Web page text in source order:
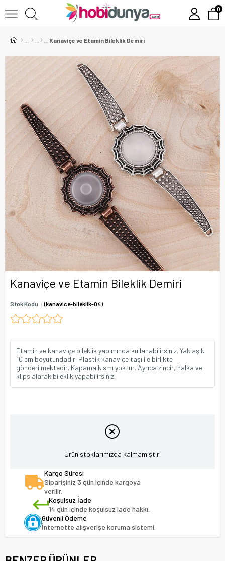
0
Kanaviçe ve Etamin Bileklik Demiri
Kanaviçe ve Etamin Bileklik Demiri
Stok Kodu (kanavice-bileklik-04)
Etamin ve kanaviçe bileklik yapımında kullanabilirsiniz. Yaklaşık
10 cm boyutundadır. Plastik kanaviçe taşı ile birlikte
gönderilmektedir. Kapama kısmı yoktur. Ayrıca zincir, halka ve
klips alarak bileklik yapabilirsiniz.
Ürün stoklarımızda kalmamıştır.
Kargo Süresi
Siparişiniz 3 gün içinde kargoya
verilir.
Koşulsuz İade
14 gün içinde koşulsuz iade hakkı.
Güvenli Ödeme
İnternette alışverişe koruma sistemi.